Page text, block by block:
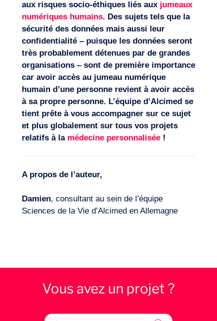
aux risques socio-éthiques liés aux jumeaux
numériques humains. Des sujets tels que la
sécurité des données mais aussi leur
confidentialité – puisque les données seront
très probablement détenues par de grandes
organisations – sont de première importance
car avoir accès au jumeau numérique
humain d’une personne revient à avoir accès
à sa propre personne. L’équipe d’Alcimed se
tient prête à vous accompagner sur ce sujet
et plus globalement sur tous vos projets
relatifs à la médecine personnalisée!
A propos de l’auteur,
Damien, consultant au sein de l’équipe
Sciences de la Vie d’Alcimed en Allemagne
Vous avez un projet ?